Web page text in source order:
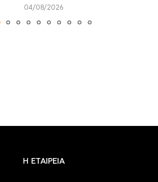
04/08/2026
Η ΕΤΑΙΡΕΙΑ